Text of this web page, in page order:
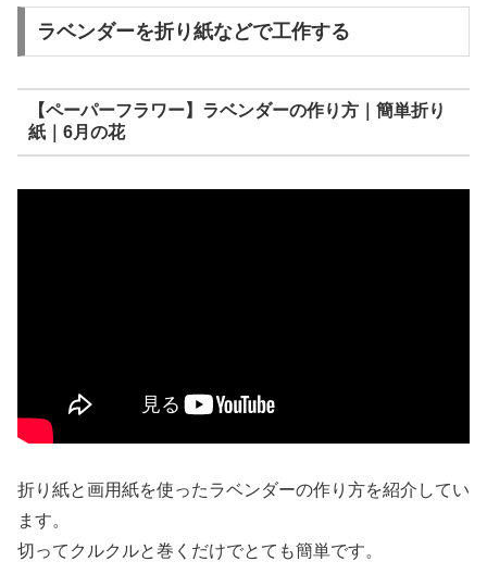
ラベンダーを折り紙などで工作する
【ペーパーフラワー】ラベンダーの作り方｜簡単折り
紙｜6月の花
折り紙と画用紙を使ったラベンダーの作り方を紹介してい
ます。
切ってクルクルと巻くだけでとても簡単です。